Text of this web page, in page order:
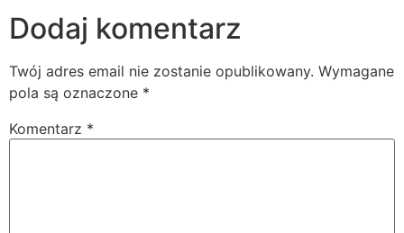
Dodaj komentarz
Twój adres email nie zostanie opublikowany. Wymagane
pola są oznaczone *
Komentarz *